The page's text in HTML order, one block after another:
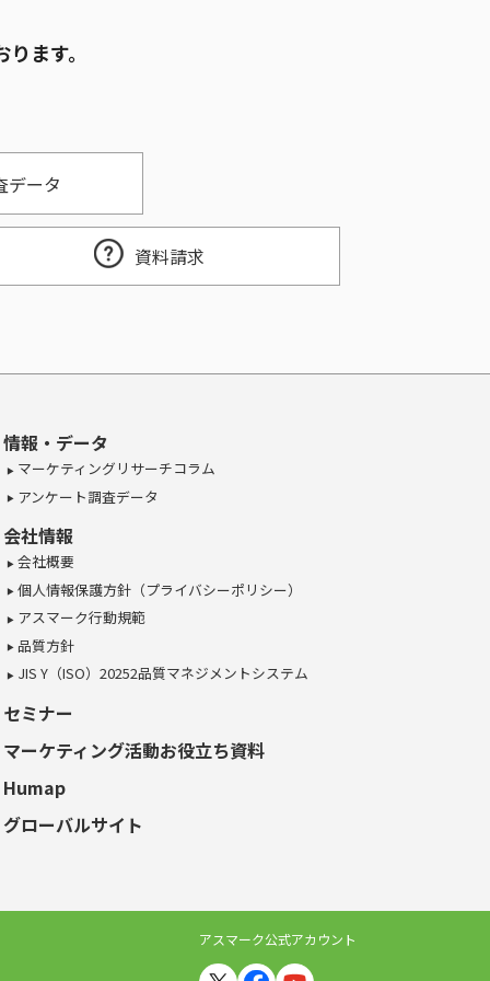
ます。
データ
資料請求
情報・データ
マーケティングリサーチコラム
アンケート調査データ
会社情報
会社概要
個人情報保護方針（プライバシーポリシー）
アスマーク行動規範
品質方針
JIS Y（ISO）20252品質マネジメントシステム
セミナー
マーケティング活動お役立ち資料
Humap
グローバルサイト
アスマーク公式アカウント